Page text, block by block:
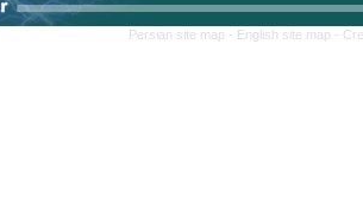
Persian site map - English site map -